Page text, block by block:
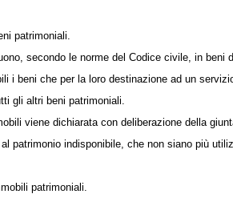
patrimoniali.
secondo le norme del Codice civile, in beni
beni che per la loro destinazione ad un
gli altri beni patrimoniali.
viene dichiarata con deliberazione della
indisponibile, che non siano più
patrimoniali.